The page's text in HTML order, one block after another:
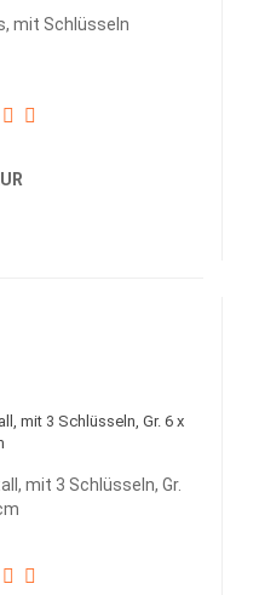
mit Schlüsseln
mit 3 Schlüsseln, Gr.